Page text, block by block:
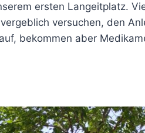
ersten Langeitplatz.
versuchen, den
bekommen aber